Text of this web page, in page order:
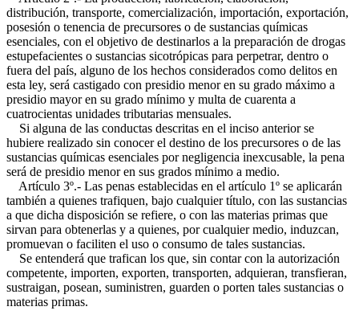
distribución, transporte, comercialización, importación, exportación,
posesión o tenencia de precursores o de sustancias químicas
esenciales, con el objetivo de destinarlos a la preparación de drogas
estupefacientes o sustancias sicotrópicas para perpetrar, dentro o
fuera del país, alguno de los hechos considerados como delitos en
esta ley, será castigado con presidio menor en su grado máximo a
presidio mayor en su grado mínimo y multa de cuarenta a
cuatrocientas unidades tributarias mensuales.
Si alguna de las conductas descritas en el inciso anterior se
hubiere realizado sin conocer el destino de los precursores o de las
sustancias químicas esenciales por negligencia inexcusable, la pena
será de presidio menor en sus grados mínimo a medio.
Artículo 3º.- Las penas establecidas en el artículo 1º se aplicarán
también a quienes trafiquen, bajo cualquier título, con las sustancias
a que dicha disposición se refiere, o con las materias primas que
sirvan para obtenerlas y a quienes, por cualquier medio, induzcan,
promuevan o faciliten el uso o consumo de tales sustancias.
Se entenderá que trafican los que, sin contar con la autorización
competente, importen, exporten, transporten, adquieran, transfieran,
sustraigan, posean, suministren, guarden o porten tales sustancias o
materias primas.